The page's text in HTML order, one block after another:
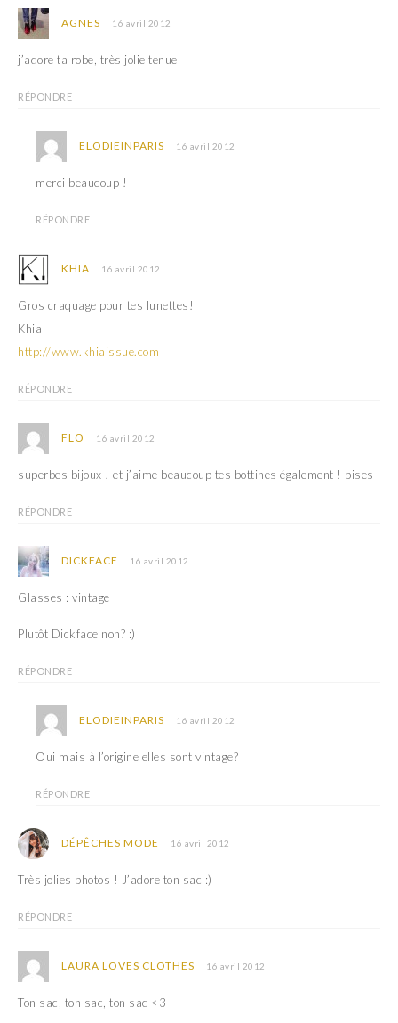
AGNES 16 avril 2012
j’adore ta robe, très jolie tenue
RÉPONDRE
ELODIEINPARIS 16 avril 2012
merci beaucoup !
RÉPONDRE
KHIA 16 avril 2012
Gros craquage pour tes lunettes!
Khia
http://www.khiaissue.com
RÉPONDRE
FLO 16 avril 2012
superbes bijoux ! et j’aime beaucoup tes bottines également ! bises
RÉPONDRE
DICKFACE 16 avril 2012
Glasses : vintage
Plutôt Dickface non? :)
RÉPONDRE
ELODIEINPARIS 16 avril 2012
Oui mais à l’origine elles sont vintage?
RÉPONDRE
DÉPÊCHES MODE 16 avril 2012
Très jolies photos ! J’adore ton sac :)
RÉPONDRE
LAURA LOVES CLOTHES 16 avril 2012
Ton sac, ton sac, ton sac <3